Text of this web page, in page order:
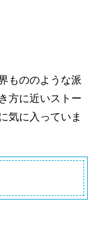
もののような派
方に近いストー
気に入っていま